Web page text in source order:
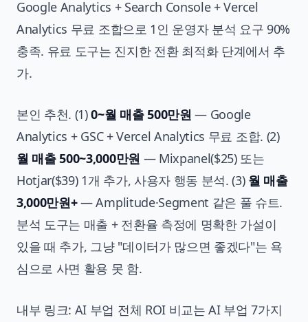
Google Analytics + Search Console + Vercel
Analytics 무료 조합으로 1인 운영자 분석 요구 90%
충족. 유료 도구는 진지한 전환 최적화 단계에서 추
가.
본인 추천. (1)0~월 매출 500만원 — Google
Analytics + GSC + Vercel Analytics 무료 조합. (2)
월 매출 500~3,000만원 — Mixpanel($25) 또는
Hotjar($39) 1개 추가, 사용자 행동 분석. (3) 월 매출
3,000만원+— Amplitude·Segment 같은 풀 슈트.
분석 도구는 매출 + 전환율 측정에 명확한 가설이
있을 때 추가, 그냥 "데이터가 많으면 좋겠다"는 욕
심으로 사면 활용 못 함.
내부 링크: AI 부업 전체 ROI 비교는AI 부업 7가지